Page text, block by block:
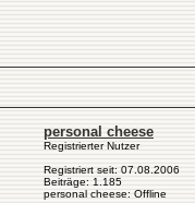
personal cheese
Registrierter Nutzer
Registriert seit: 07.08.2006
Beiträge: 1.185
personal cheese: Offline